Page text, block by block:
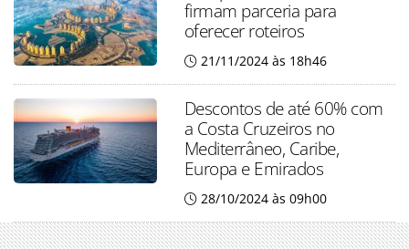
firmam parceria para
oferecer roteiros
21/11/2024 às 18h46
Descontos de até 60% com
a Costa Cruzeiros no
Mediterrâneo, Caribe,
Europa e Emirados
28/10/2024 às 09h00